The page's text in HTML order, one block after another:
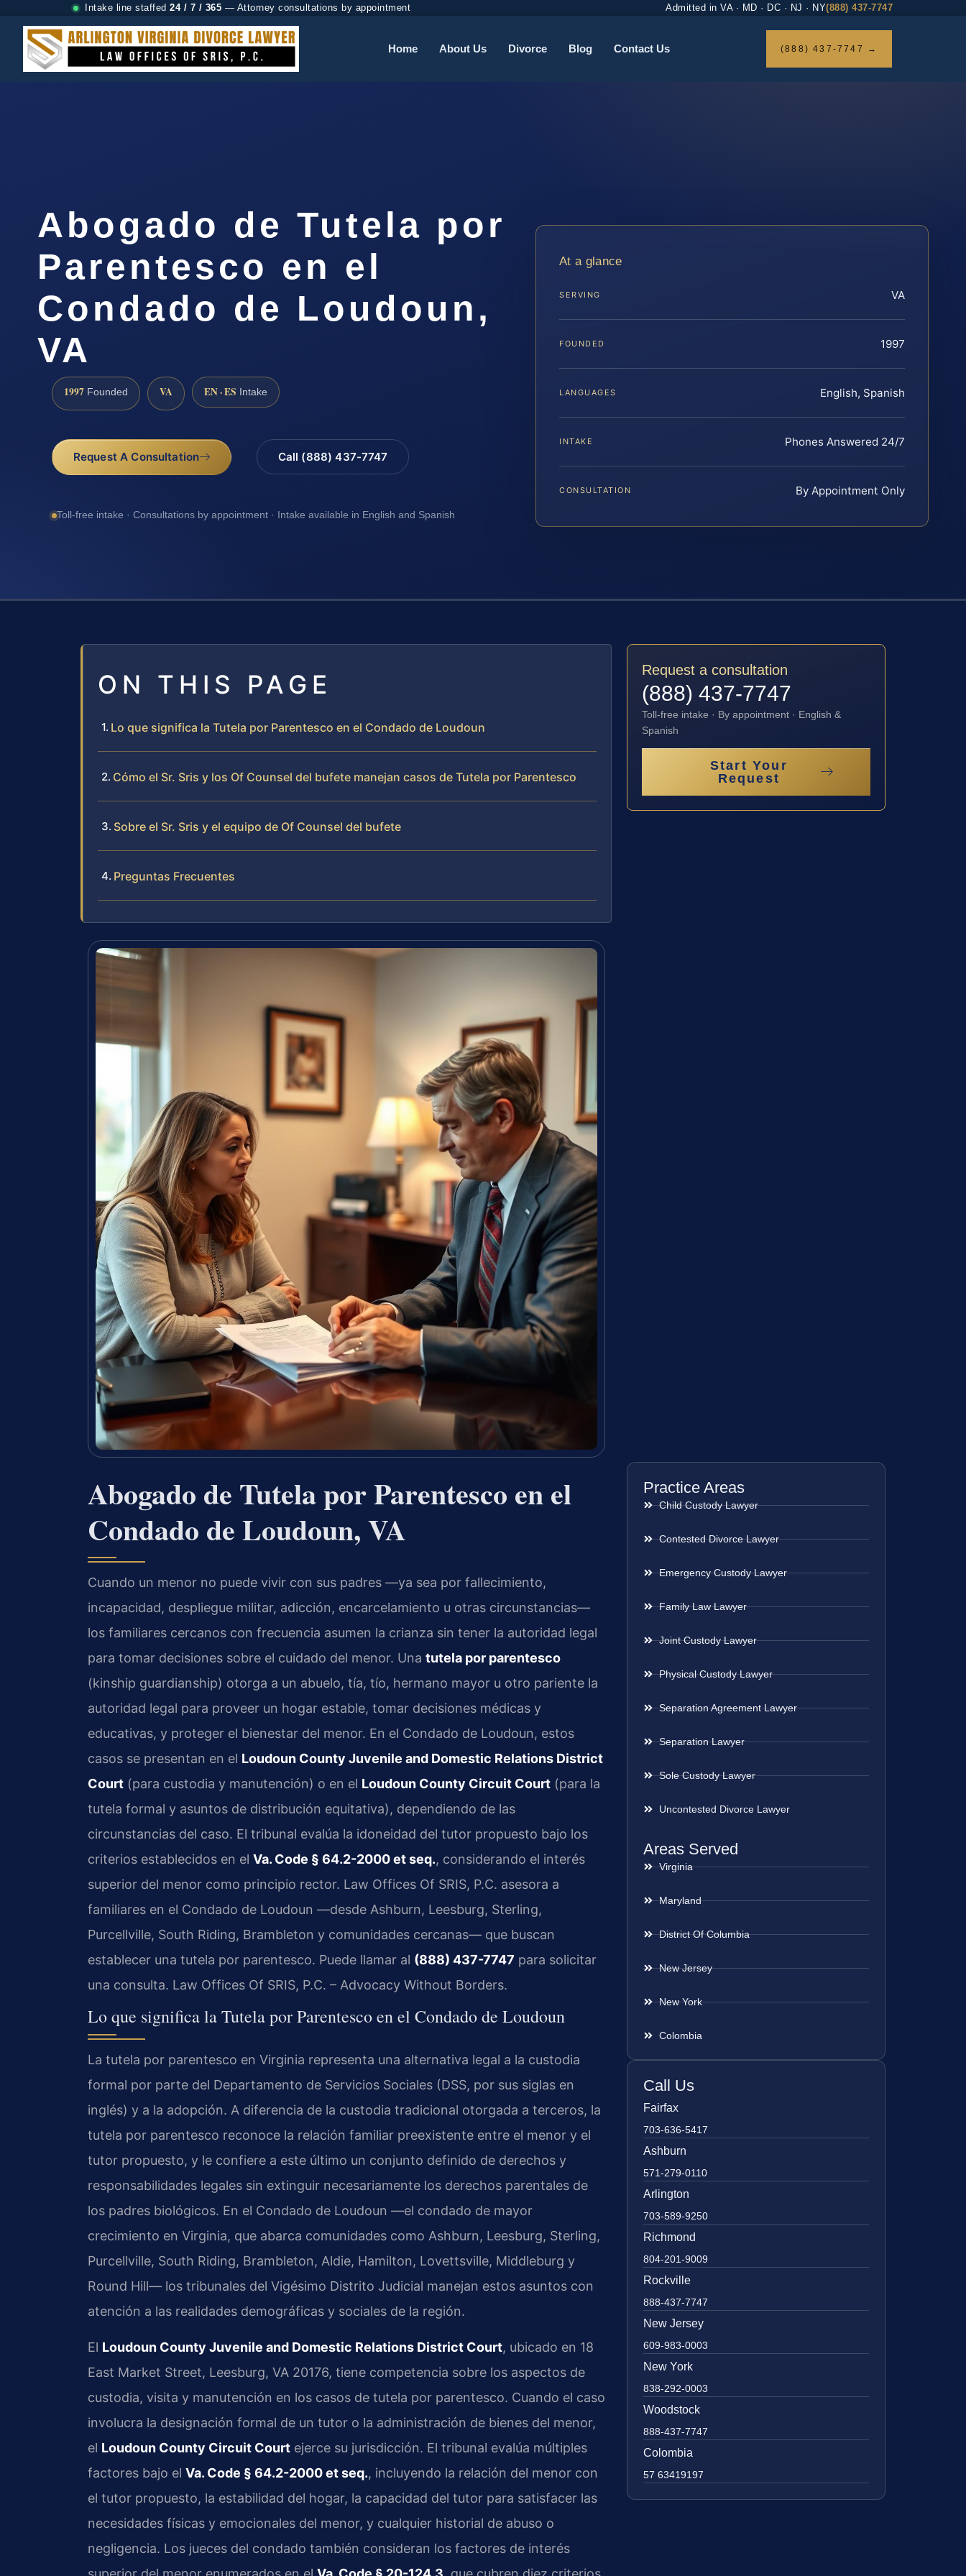
Intake line staffed 24 / 7 / 365 — Attorney consultations by appointment Admitted in VA · MD · DC · NJ · NY(888) 437-7747
Home About Us Divorce Blog Contact Us (888) 437-7747 →
Abogado de Tutela por
Parentesco en el
Condado de Loudoun,
VA
1997 Founded VA EN · ES Intake
Request A Consultation Call (888) 437-7747
Toll-free intake · Consultations by appointment · Intake available in English and Spanish
At a glance
SERVING VA
FOUNDED 1997
LANGUAGES English, Spanish
INTAKE Phones Answered 24/7
CONSULTATION By Appointment Only
ON THIS PAGE
Lo que significa la Tutela por Parentesco en el Condado de Loudoun
Cómo el Sr. Sris y los Of Counsel del bufete manejan casos de Tutela por Parentesco
Sobre el Sr. Sris y el equipo de Of Counsel del bufete
Preguntas Frecuentes
Abogado de Tutela por Parentesco en el
Condado de Loudoun, VA
Cuando un menor no puede vivir con sus padres —ya sea por fallecimiento,
incapacidad, despliegue militar, adicción, encarcelamiento u otras circunstancias—
los familiares cercanos con frecuencia asumen la crianza sin tener la autoridad legal
para tomar decisiones sobre el cuidado del menor. Una tutela por parentesco
(kinship guardianship) otorga a un abuelo, tía, tío, hermano mayor u otro pariente la
autoridad legal para proveer un hogar estable, tomar decisiones médicas y
educativas, y proteger el bienestar del menor. En el Condado de Loudoun, estos
casos se presentan en el Loudoun County Juvenile and Domestic Relations District
Court (para custodia y manutención) o en el Loudoun County Circuit Court (para la
tutela formal y asuntos de distribución equitativa), dependiendo de las
circunstancias del caso. El tribunal evalúa la idoneidad del tutor propuesto bajo los
criterios establecidos en el Va. Code § 64.2-2000 et seq., considerando el interés
superior del menor como principio rector. Law Offices Of SRIS, P.C. asesora a
familiares en el Condado de Loudoun —desde Ashburn, Leesburg, Sterling,
Purcellville, South Riding, Brambleton y comunidades cercanas— que buscan
establecer una tutela por parentesco. Puede llamar al (888) 437-7747 para solicitar
una consulta. Law Offices Of SRIS, P.C. – Advocacy Without Borders.
Lo que significa la Tutela por Parentesco en el Condado de Loudoun
La tutela por parentesco en Virginia representa una alternativa legal a la custodia
formal por parte del Departamento de Servicios Sociales (DSS, por sus siglas en
inglés) y a la adopción. A diferencia de la custodia tradicional otorgada a terceros, la
tutela por parentesco reconoce la relación familiar preexistente entre el menor y el
tutor propuesto, y le confiere a este último un conjunto definido de derechos y
responsabilidades legales sin extinguir necesariamente los derechos parentales de
los padres biológicos. En el Condado de Loudoun —el condado de mayor
crecimiento en Virginia, que abarca comunidades como Ashburn, Leesburg, Sterling,
Purcellville, South Riding, Brambleton, Aldie, Hamilton, Lovettsville, Middleburg y
Round Hill— los tribunales del Vigésimo Distrito Judicial manejan estos asuntos con
atención a las realidades demográficas y sociales de la región.
El Loudoun County Juvenile and Domestic Relations District Court, ubicado en 18
East Market Street, Leesburg, VA 20176, tiene competencia sobre los aspectos de
custodia, visita y manutención en los casos de tutela por parentesco. Cuando el caso
involucra la designación formal de un tutor o la administración de bienes del menor,
el Loudoun County Circuit Court ejerce su jurisdicción. El tribunal evalúa múltiples
factores bajo el Va. Code § 64.2-2000 et seq., incluyendo la relación del menor con
el tutor propuesto, la estabilidad del hogar, la capacidad del tutor para satisfacer las
necesidades físicas y emocionales del menor, y cualquier historial de abuso o
negligencia. Los jueces del condado también consideran los factores de interés
Request a consultation
(888) 437-7747
Toll-free intake · By appointment · English &
Spanish
Start Your
Request
Practice Areas
Child Custody Lawyer
Contested Divorce Lawyer
Emergency Custody Lawyer
Family Law Lawyer
Joint Custody Lawyer
Physical Custody Lawyer
Separation Agreement Lawyer
Separation Lawyer
Sole Custody Lawyer
Uncontested Divorce Lawyer
Areas Served
Virginia
Maryland
District Of Columbia
New Jersey
New York
Colombia
Call Us
Fairfax
703-636-5417
Ashburn
571-279-0110
Arlington
703-589-9250
Richmond
804-201-9009
Rockville
888-437-7747
New Jersey
609-983-0003
New York
838-292-0003
Woodstock
888-437-7747
Colombia
57 63419197